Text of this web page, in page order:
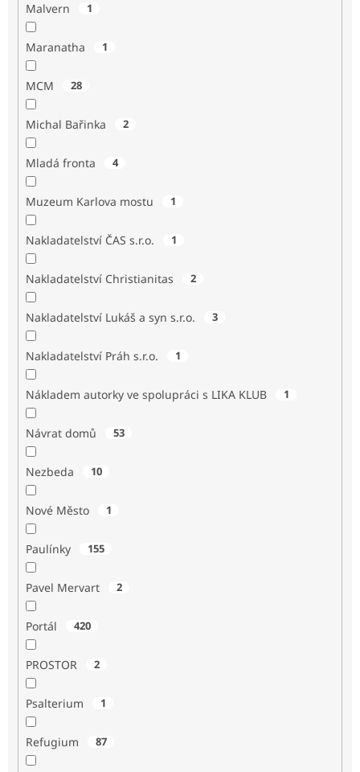
Malvern 1
Maranatha 1
MCM 28
Michal Bařinka 2
Mladá fronta 4
Muzeum Karlova mostu 1
Nakladatelství ČAS s.r.o. 1
Nakladatelství Christianitas 2
Nakladatelství Lukáš a syn s.r.o. 3
Nakladatelství Práh s.r.o. 1
Nákladem autorky ve spolupráci s LIKA KLUB 1
Návrat domů 53
Nezbeda 10
Nové Město 1
Paulínky 155
Pavel Mervart 2
Portál 420
PROSTOR 2
Psalterium 1
Refugium 87